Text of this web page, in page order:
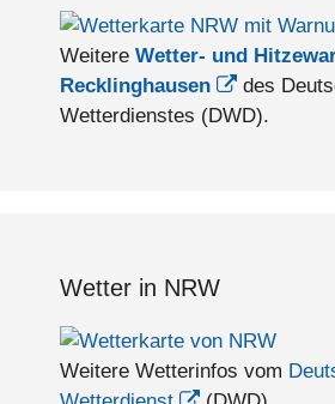
Weitere Wetter- und
Recklinghausen
des
Wetterdienstes (DWD).
Wetter in NRW
Weitere Wetterinfos vom